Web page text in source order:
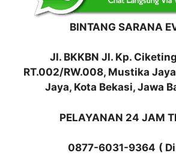
BINTANG SARANA
Jl. BKKBN Jl. Kp.
RT.002/RW.008, Mustika
Jaya, Kota Bekasi, Jawa
PELAYANAN 24 JAM
0877-6031-9364 (